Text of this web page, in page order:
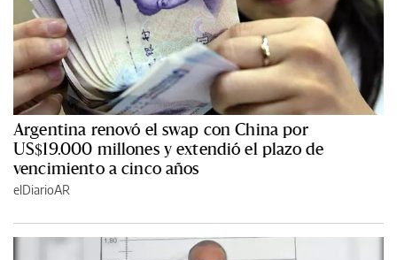
Argentina renovó el swap con China por
US$19.000 millones y extendió el plazo de
vencimiento a cinco años
elDiarioAR